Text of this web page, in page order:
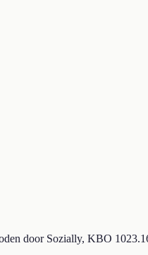
door Sozially, KBO